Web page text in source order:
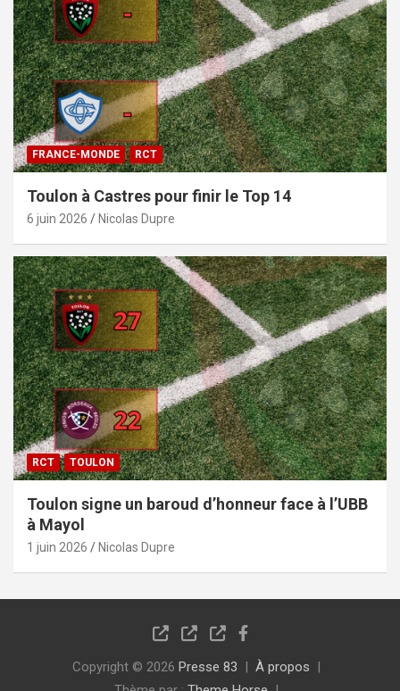
FRANCE-MONDE RCT
Toulon à Castres pour finir le Top 14
6 juin 2026 Nicolas Dupre
RCT TOULON
Toulon signe un baroud d’honneur face à l’UBB
à Mayol
1 juin 2026 Nicolas Dupre
Copyright © 2026 Presse 83
À propos